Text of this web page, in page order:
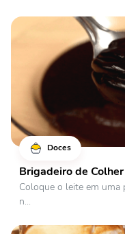
Doces
Brigadeiro de
Coloque o leite em uma
n...